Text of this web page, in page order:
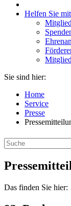
Helfen Sie
Sie sind hier:
Home
Service
Presse
Das finden Sie hier: